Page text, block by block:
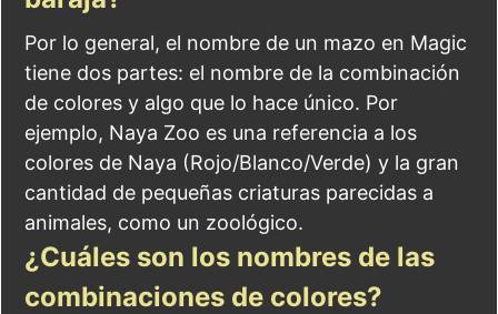
Por lo general, el nombre de un mazo en Magic
tiene dos partes: el nombre de la combinación
de colores y algo que lo hace único. Por
ejemplo, Naya Zoo es una referencia a los
colores de Naya (Rojo/Blanco/Verde) y la gran
cantidad de pequeñas criaturas parecidas a
animales, como un zoológico.
¿Cuáles son los nombres de las
combinaciones de colores?